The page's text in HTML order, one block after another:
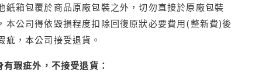
箱包覆於商品原廠包裝之外，切勿直接於原廠包裝
本公司得依毀損程度扣除回復原狀必要費用(整新費)後
，本公司接受退貨。
瑕疵外，不接受退貨：